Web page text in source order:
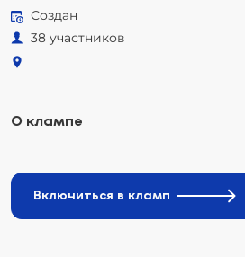
Создан
38 участников
О клампе
Включиться в кламп